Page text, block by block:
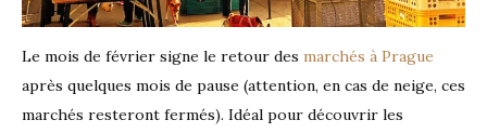
Le mois de février signe le retour des marchés à Prague
après quelques mois de pause (attention, en cas de neige, ces
marchés resteront fermés). Idéal pour découvrir les